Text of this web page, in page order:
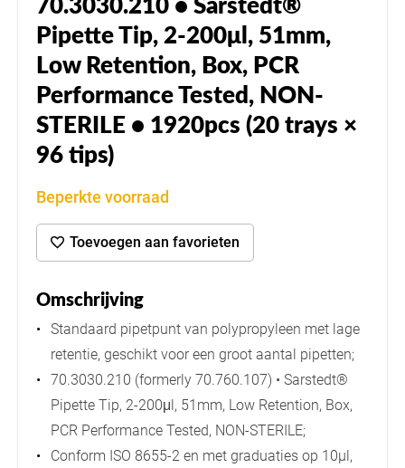
70.3030.210 • Sarstedt®
Pipette Tip, 2-200μl, 51mm,
Low Retention, Box, PCR
Performance Tested, NON-
STERILE • 1920pcs (20 trays ×
96 tips)
Beperkte voorraad
Toevoegen aan favorieten
Omschrijving
Standaard pipetpunt van polypropyleen met lage
retentie, geschikt voor een groot aantal pipetten;
70.3030.210 (formerly 70.760.107) • Sarstedt®
Pipette Tip, 2-200μl, 51mm, Low Retention, Box,
PCR Performance Tested, NON-STERILE;
Conform ISO 8655-2 en met graduaties op 10µl,